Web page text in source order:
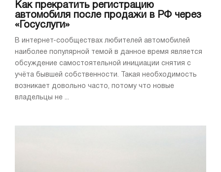
Как прекратить регистрацию
автомобиля после продажи в РФ через
«Госуслуги»
В интернет-сообществах любителей автомобилей
наиболее популярной темой в данное время является
обсуждение самостоятельной инициации снятия с
учёта бывшей собственности. Такая необходимость
возникает довольно часто, потому что новые
владельцы не ...